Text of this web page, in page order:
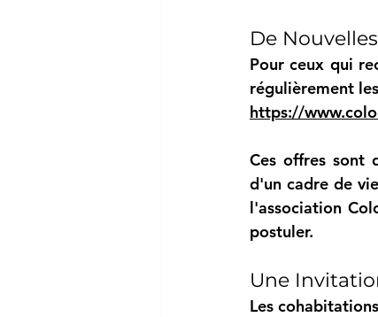
De
Pour ceux qui
régulièrement
https://
Ces offres sont
d'un cadre de
l'association
postuler.
Une
Les